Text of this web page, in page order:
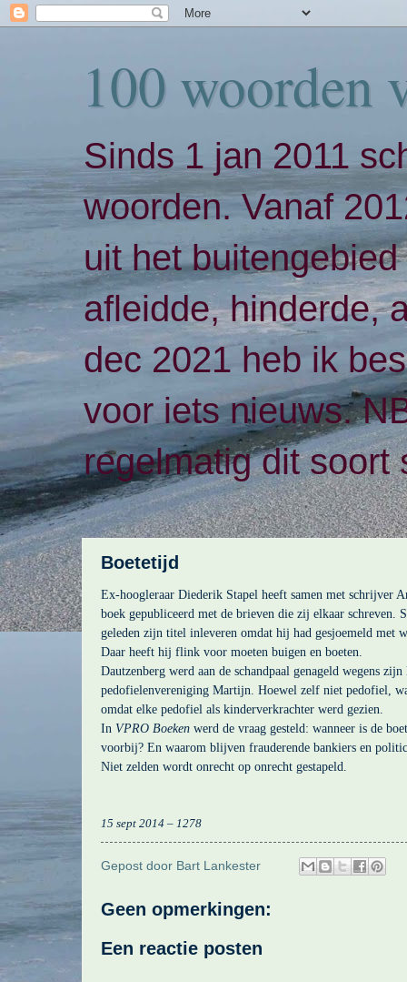
100 woorden
Sinds 1 jan 2011
woorden. Vanaf
uit het
afleidde, hinderde,
dec 2021 heb ik
voor iets nieuws.
regelmatig dit soort
Boetetijd
Ex-hoogleraar Diederik Stapel heeft samen met schrijver
boek gepubliceerd met de brieven die zij elkaar schreven.
geleden zijn titel inleveren omdat hij had gesjoemeld met
Daar heeft hij flink voor moeten buigen en boeten.
Dautzenberg werd aan de schandpaal genageld wegens
pedofielenvereniging Martijn. Hoewel zelf niet pedofiel,
omdat elke pedofiel als kinderverkrachter werd gezien.
In VPRO Boeken werd de vraag gesteld: wanneer is de
voorbij? En waarom blijven frauderende bankiers en
Niet zelden wordt onrecht op onrecht gestapeld.
15 sept 2014 – 1278
Gepost door Bart Lankester
Geen opmerkingen:
Een reactie posten